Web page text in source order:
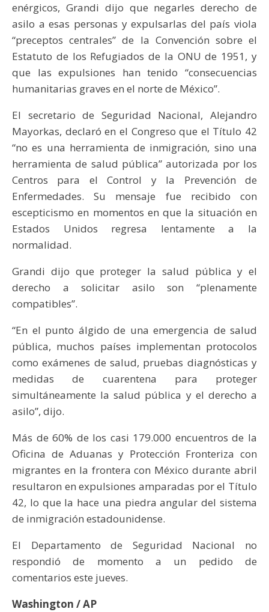
enérgicos, Grandi dijo que negarles derecho de
asilo a esas personas y expulsarlas del país viola
“preceptos centrales” de la Convención sobre el
Estatuto de los Refugiados de la ONU de 1951, y
que las expulsiones han tenido “consecuencias
humanitarias graves en el norte de México”.
El secretario de Seguridad Nacional, Alejandro
Mayorkas, declaró en el Congreso que el Título 42
“no es una herramienta de inmigración, sino una
herramienta de salud pública” autorizada por los
Centros para el Control y la Prevención de
Enfermedades. Su mensaje fue recibido con
escepticismo en momentos en que la situación en
Estados Unidos regresa lentamente a la
normalidad.
Grandi dijo que proteger la salud pública y el
derecho a solicitar asilo son “plenamente
compatibles”.
“En el punto álgido de una emergencia de salud
pública, muchos países implementan protocolos
como exámenes de salud, pruebas diagnósticas y
medidas de cuarentena para proteger
simultáneamente la salud pública y el derecho a
asilo”, dijo.
Más de 60% de los casi 179.000 encuentros de la
Oficina de Aduanas y Protección Fronteriza con
migrantes en la frontera con México durante abril
resultaron en expulsiones amparadas por el Título
42, lo que la hace una piedra angular del sistema
de inmigración estadounidense.
El Departamento de Seguridad Nacional no
respondió de momento a un pedido de
comentarios este jueves.
Washington / AP